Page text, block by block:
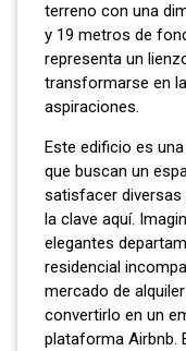
terreno con una
y 19 metros de
representa un
transformarse en
aspiraciones.
Este edificio es
que buscan un
satisfacer diversas
la clave aquí.
elegantes
residencial
mercado de
convertirlo en un
plataforma Airbnb.